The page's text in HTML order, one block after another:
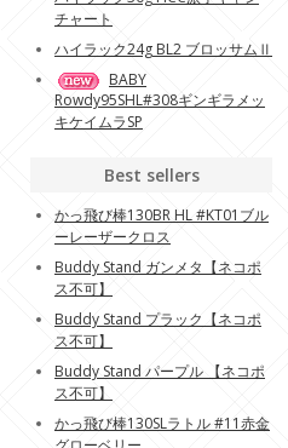
チャート
ハイラック24g BL2 ブロッサムⅡ
BABY
Rowdy95SHL#308ギンギラメッ
キケイムラSP
Best sellers
かっ飛び棒130BR HL #KT01ブル
ーレーザークロス
Buddy Stand ガンメタ【ネコポ
ス不可】
Buddy Stand プラック【ネコポ
ス不可】
Buddy Stand パープル 【ネコポ
ス不可】
かっ飛び棒130SLラトル #11赤金